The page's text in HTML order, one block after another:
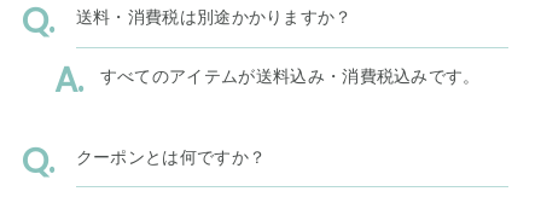
送料・消費税は別途かかりますか？
すべてのアイテムが送料込み・消費税込みです。
クーポンとは何ですか？